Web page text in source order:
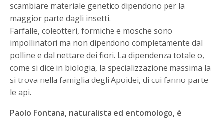
scambiare materiale genetico dipendono per la
maggior parte dagli insetti.
Farfalle, coleotteri, formiche e mosche sono
impollinatori ma non dipendono completamente dal
polline e dal nettare dei fiori. La dipendenza totale o,
come si dice in biologia, la specializzazione massima la
si trova nella famiglia degli Apoidei, di cui fanno parte
le api.
Paolo Fontana, naturalista ed entomologo, è